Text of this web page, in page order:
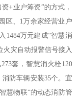
+业户筹资”的方式，
区、1万余家经营业户
1484万元建成“智慧消
火灾自动报警信号接入
套，智慧消火栓120
防车辆安装35个。宜
慧物联”的动态消防管